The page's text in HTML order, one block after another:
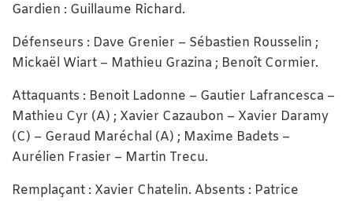
Gardien : Guillaume Richard.
Défenseurs : Dave Grenier – Sébastien Rousselin ;
Mickaël Wiart – Mathieu Grazina ; Benoît Cormier.
Attaquants : Benoit Ladonne – Gautier Lafrancesca –
Mathieu Cyr (A) ; Xavier Cazaubon – Xavier Daramy
(C) – Geraud Maréchal (A) ; Maxime Badets –
Aurélien Frasier – Martin Trecu.
Remplaçant : Xavier Chatelin. Absents : Patrice